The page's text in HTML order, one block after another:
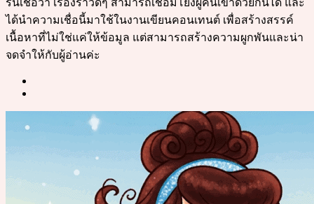
รินเชื่อว่า เรื่องราวดีๆ สามารถเชื่อมโยงผู้คนเข้าด้วยกันได้ และ
ได้นำความเชื่อนี้มาใช้ในงานเขียนคอนเทนต์ เพื่อสร้างสรรค์
เนื้อหาที่ไม่ใช่แค่ให้ข้อมูล แต่สามารถสร้างความผูกพันและน่า
จดจำให้กับผู้อ่านค่ะ